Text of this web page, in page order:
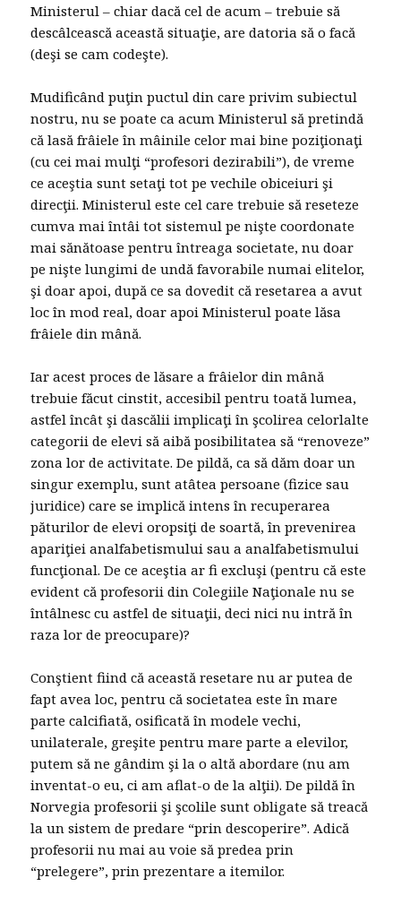
Ministerul – chiar dacă cel de acum – trebuie să
descâlcească această situaţie, are datoria să o facă
(deşi se cam codeşte).
Mudificând puţin puctul din care privim subiectul
nostru, nu se poate ca acum Ministerul să pretindă
că lasă frâiele în mâinile celor mai bine poziţionaţi
(cu cei mai mulţi “profesori dezirabili”), de vreme
ce aceştia sunt setaţi tot pe vechile obiceiuri şi
direcţii. Ministerul este cel care trebuie să reseteze
cumva mai întâi tot sistemul pe nişte coordonate
mai sănătoase pentru întreaga societate, nu doar
pe nişte lungimi de undă favorabile numai elitelor,
şi doar apoi, după ce sa dovedit că resetarea a avut
loc în mod real, doar apoi Ministerul poate lăsa
frâiele din mână.
Iar acest proces de lăsare a frâielor din mână
trebuie făcut cinstit, accesibil pentru toată lumea,
astfel încât şi dascălii implicaţi în şcolirea celorlalte
categorii de elevi să aibă posibilitatea să “renoveze”
zona lor de activitate. De pildă, ca să dăm doar un
singur exemplu, sunt atâtea persoane (fizice sau
juridice) care se implică intens în recuperarea
păturilor de elevi oropsiţi de soartă, în prevenirea
apariţiei analfabetismului sau a analfabetismului
funcţional. De ce aceştia ar fi excluşi (pentru că este
evident că profesorii din Colegiile Naţionale nu se
întâlnesc cu astfel de situaţii, deci nici nu intră în
raza lor de preocupare)?
Conştient fiind că această resetare nu ar putea de
fapt avea loc, pentru că societatea este în mare
parte calcifiată, osificată în modele vechi,
unilaterale, greşite pentru mare parte a elevilor,
putem să ne gândim şi la o altă abordare (nu am
inventat-o eu, ci am aflat-o de la alţii). De pildă în
Norvegia profesorii şi şcolile sunt obligate să treacă
la un sistem de predare “prin descoperire”. Adică
profesorii nu mai au voie să predea prin
“prelegere”, prin prezentare a itemilor.